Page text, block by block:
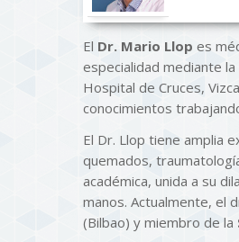
El Dr. Mario Llop es
especialidad mediante
Hospital de Cruces,
conocimientos
El Dr. Llop tiene amplia
quemados,
académica, unida a su
manos. Actualmente, el
(Bilbao) y miembro de la